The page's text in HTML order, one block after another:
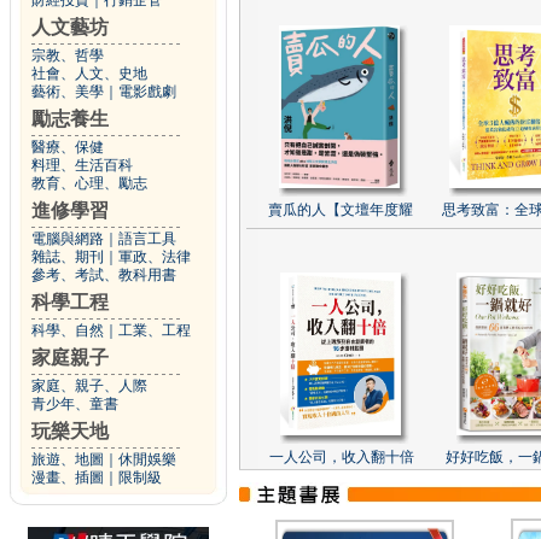
人文藝坊
宗教、哲學
社會、人文、史地
藝術、美學
電影戲劇
勵志養生
醫療、保健
料理、生活百科
教育、心理、勵志
進修學習
電腦與網路
語言工具
雜誌、期刊
軍政、法律
參考、考試、教科用書
科學工程
科學、自然 工業、工程
家庭親子
家庭、親子、人際
青少年、童書
玩樂天地
旅遊、地圖
休閒娛樂
漫畫、插圖
限制級
賣瓜的人【文壇年度耀 思考致富：全
一人公司，收入翻十倍 好好吃飯，一